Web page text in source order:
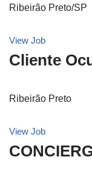
Ribeirão Preto/SP
View Job
Cliente
Ribeirão Preto
View Job